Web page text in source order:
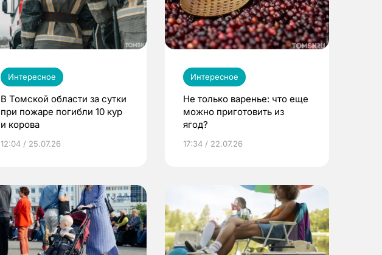
Интересное
В Томской области за сутки
при пожаре погибли 10 кур
и корова
12:04 / 25.07.26
Интересное
Не только варенье: что еще
можно приготовить из
ягод?
17:34 / 22.07.26